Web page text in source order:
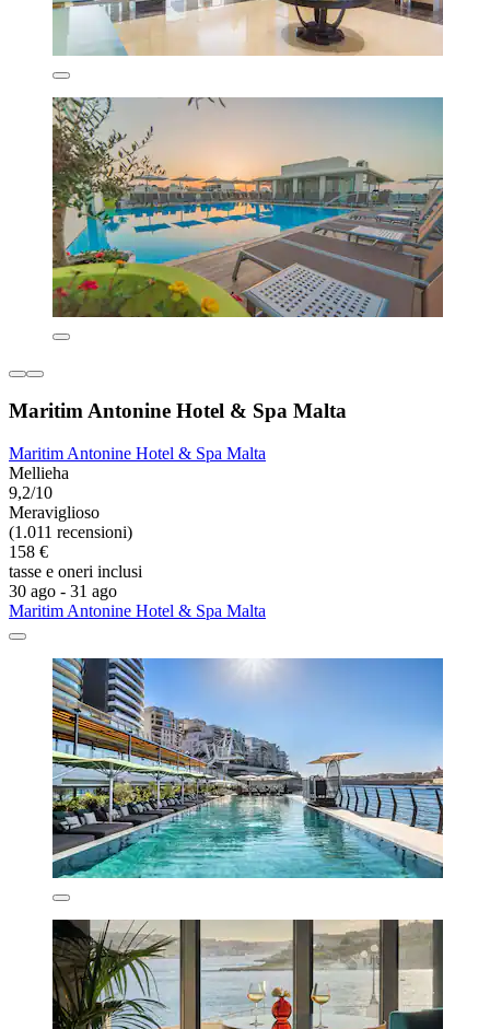
Maritim Antonine Hotel & Spa Malta
Maritim Antonine Hotel & Spa Malta
Mellieha
9,2/10
Meraviglioso
(1.011 recensioni)
158 €
tasse e oneri inclusi
30 ago - 31 ago
Maritim Antonine Hotel & Spa Malta